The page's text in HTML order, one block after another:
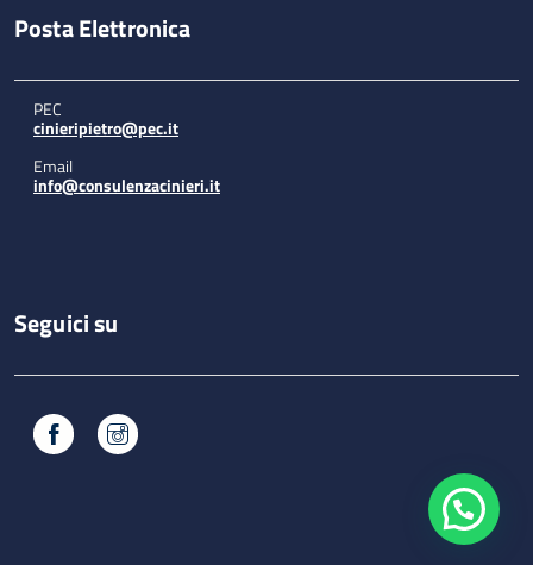
Posta Elettronica
PEC
cinieripietro@pec.it
Email
info@consulenzacinieri.it
Seguici su
Facebook